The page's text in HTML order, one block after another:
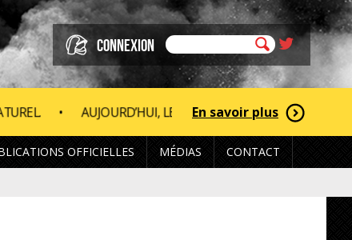
CONNEXION
DÉPARTEMENT DE LA HAUTE-VIENNE EST CLASSÉ EN
En savoir plus
OFFICIELLES MÉDIAS CONTACT